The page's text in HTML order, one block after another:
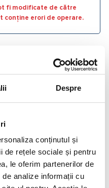
Despre
conținutul și
de rețele sociale și pentru
le oferim partenerilor de
analize informații cu
fi modificate de către
conține erori de operare.
cap sudura